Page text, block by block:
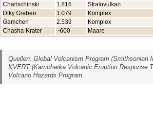
Chartschinski
1.816 Stratovulkan
Diky Greben
1.079 Komplex
Gamchen
2.539 Komplex
Chasha-Krater
~600 Maare
Quellen: Global Volcanism Program (Smithsonian
KVERT (Kamchatka Volcanic Eruption Response
Volcano Hazards Program.